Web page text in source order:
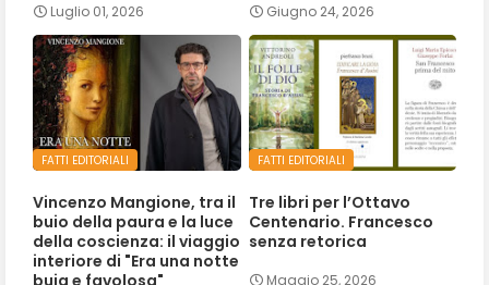
Luglio 01, 2026 Giugno 24, 2026
FATTI EDITORIALI
Vincenzo Mangione, tra il
buio della paura e la luce
della coscienza: il viaggio
interiore di "Era una notte
FATTI EDITORIALI
Tre libri per l’Ottavo
Centenario. Francesco
senza retorica
Maggio 25, 2026